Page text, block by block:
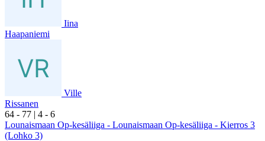
Iina
Haapaniemi
Ville
Rissanen
64 - 77 | 4 - 6
Lounaismaan Op-kesäliiga - Lounaismaan Op-kesäliiga - Kierros 3
(Lohko 3)